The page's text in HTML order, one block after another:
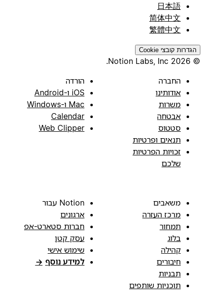
日本語
简体中文
繁體中文
הגדרות קובצי Cookie
החברה
אודותינו
משרות
אבטחה
סטטוס
תנאים ופרטיות
זכויות הפרטיות
שלכם
הורדה
iOS ו-Android
Mac ו-Windows
Calendar
Web Clipper
משאבים
מרכז העזרה
תמחור
בלוג
קהילה
חיבורים
תבניות
תוכניות שותפים
Notion עבור
ארגונים
חברות סטארט-אפ
עסק קטן
שימוש אישי
למידע נוסף →